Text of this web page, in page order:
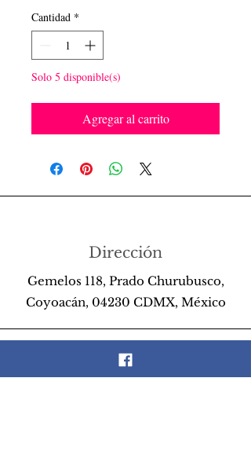
Cantidad *
Solo 5 disponible(s)
Agregar al carrito
Dirección
Gemelos 118, Prado Churubusco,
Coyoacán, 04230 CDMX, México
Teléfono